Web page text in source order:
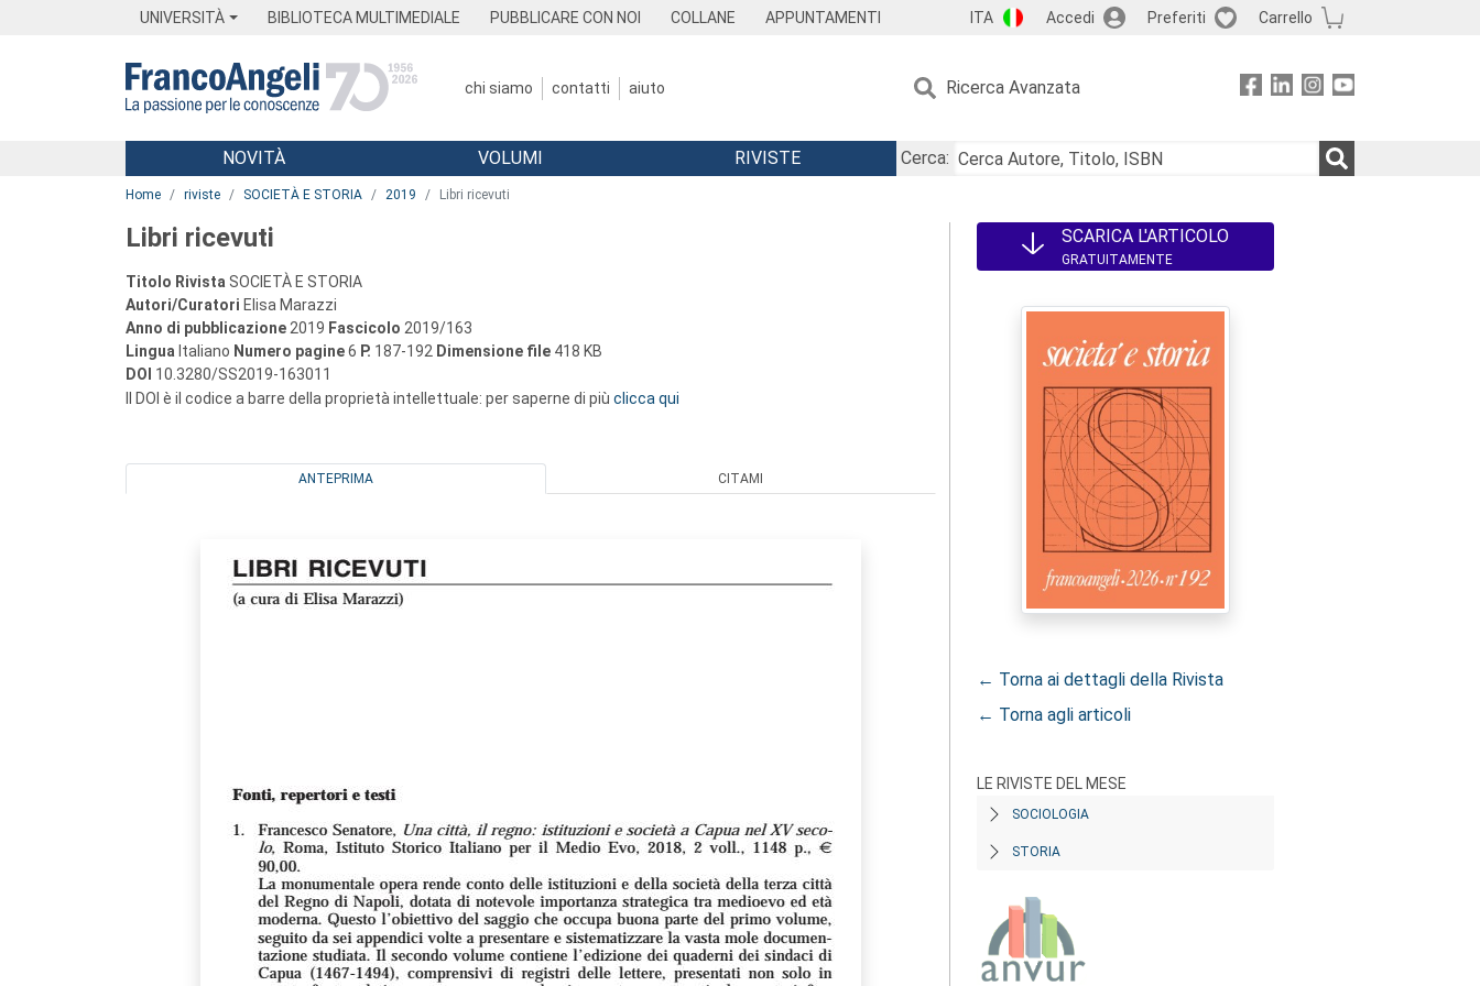
UNIVERSITÀ BIBLIOTECA MULTIMEDIALE PUBBLICARE CON NOI COLLANE APPUNTAMENTI ITA Accedi Preferiti Carrello
chi siamo contatti aiuto Ricerca Avanzata
Menu
NOVITÀ VOLUMI RIVISTE
Cerca:
Home riviste SOCIETÀ E STORIA 2019 Libri ricevuti
Libri ricevuti
Titolo Rivista SOCIETÀ E STORIA
Autori/Curatori Elisa Marazzi
Anno di pubblicazione 2019 Fascicolo 2019/163
Lingua Italiano Numero pagine6 P. 187-192 Dimensione file 418 KB
DOI 10.3280/SS2019-163011
Il DOI è il codice a barre della proprietà intellettuale: per saperne di più clicca qui
ANTEPRIMA CITAMI
SCARICA L'ARTICOLO
GRATUITAMENTE
← Torna ai dettagli della Rivista
← Torna agli articoli
LE RIVISTE DEL MESE
SOCIOLOGIA
STORIA